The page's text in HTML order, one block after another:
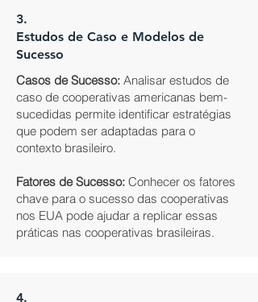
3.
Estudos de Caso e Modelos de
Sucesso
Casos de Sucesso: Analisar estudos de
caso de cooperativas americanas bem-
sucedidas permite identificar estratégias
que podem ser adaptadas para o
contexto brasileiro.
Fatores de Sucesso: Conhecer os fatores
chave para o sucesso das cooperativas
nos EUA pode ajudar a replicar essas
práticas nas cooperativas brasileiras.
4.